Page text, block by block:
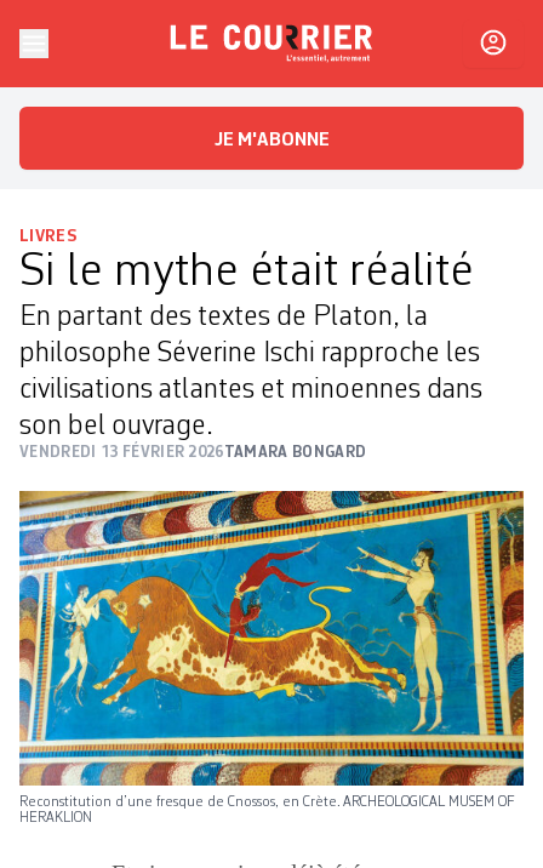
Le CourrierL'essentiel, autrement
JE M'ABONNE
LIVRES
Si le mythe était réalité
En partant des textes de Platon, la
philosophe Séverine Ischi ­rapproche les
civilisations atlantes et minoennes dans
son bel ouvrage.
VENDREDI 13 FÉVRIER 2026TAMARA BONGARD
Reconstitution d’une fresque de Cnossos, en Crète. ARCHEOLOGICAL MUSEM OF
HERAKLION